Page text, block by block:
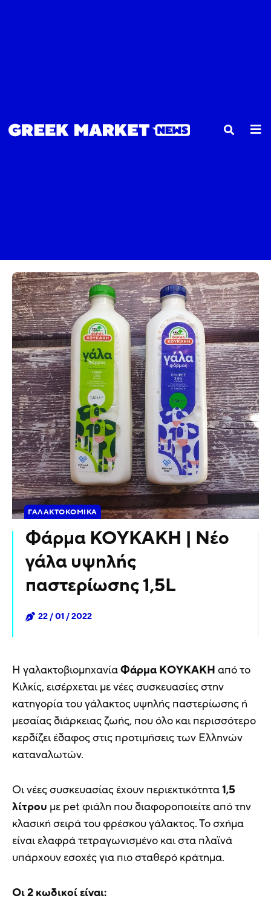
ΓΑΛΑΚΤΟΚΟΜΙΚΆ
Φάρμα ΚΟΥΚΑΚΗ | Νέο
γάλα υψηλής
παστερίωσης 1,5L
22 / 01 / 2022
Η γαλακτοβιομηχανίαΦάρμα ΚΟΥΚΑΚΗ από το
Κιλκίς, εισέρχεται με νέες συσκευασίες στην
κατηγορία του γάλακτος υψηλής παστερίωσης ή
μεσαίας διάρκειας ζωής, που όλο και περισσότερο
κερδίζει έδαφος στις προτιμήσεις των Ελληνών
καταναλωτών.
Οι νέες συσκευασίας έχουν περιεκτικότητα1,5
λίτρου με pet φιάλη που διαφοροποιείτε από την
κλασική σειρά του φρέσκου γάλακτος. Το σχήμα
είναι ελαφρά τετραγωνισμένο και στα πλαϊνά
υπάρχουν εσοχές για πιο σταθερό κράτημα.
Οι 2 κωδικοί είναι: